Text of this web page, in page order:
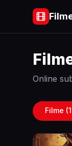
Online
Filme (
0